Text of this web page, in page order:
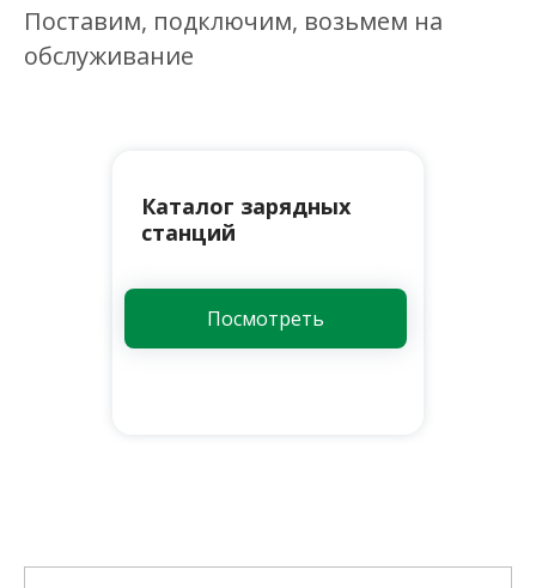
Поставим, подключим, возьмем на
обслуживание
Каталог зарядных
станций
Посмотреть